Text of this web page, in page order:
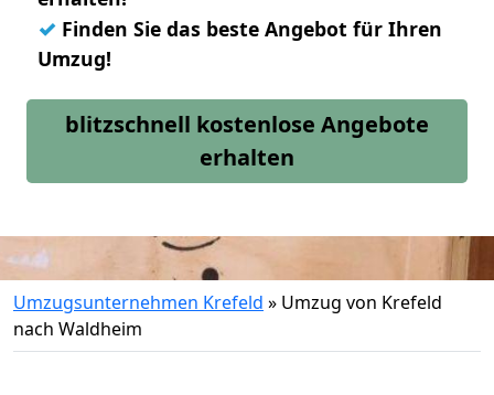
✓ Finden Sie das beste Angebot für Ihren
Umzug!
blitzschnell kostenlose Angebote
erhalten
Umzugsunternehmen Krefeld » Umzug von Krefeld
nach Waldheim